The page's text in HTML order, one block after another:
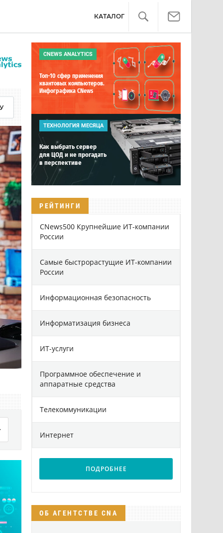
КАТАЛОГ
CNEWS ANALYTICS
Топ-10 сфер применения
квантовых компьютеров.
Инфографика CNews
ТЕХНОЛОГИЯ МЕСЯЦА
Как выбрать сервер
для ЦОД и не прогадать
в перспективе
РЕЙТИНГИ
CNews500 Крупнейшие ИТ-компании
России
Самые быстрорастущие ИТ-компании
России
Информационная безопасность
Информатизация бизнеса
ИТ-услуги
Программное обеспечение и
аппаратные средства
Телекоммуникации
Интернет
ПОДРОБНЕЕ
ОБ АГЕНТСТВЕ CNA